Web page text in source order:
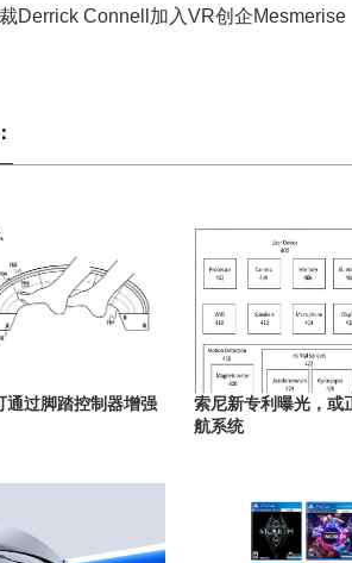
Derrick Connell加入VR创企Mesmerise
通过脚踏控制器增强
索尼新专利曝光，或
航系统